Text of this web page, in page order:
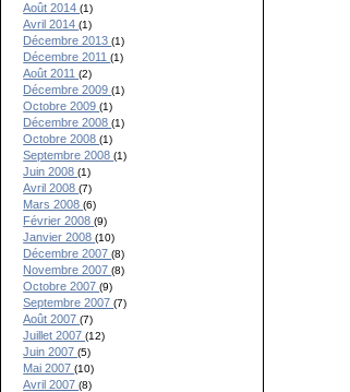
Août 2014(1)
Avril 2014(1)
Décembre 2013(1)
Décembre 2011(1)
Août 2011(2)
Décembre 2009(1)
Octobre 2009(1)
Décembre 2008(1)
Octobre 2008(1)
Septembre 2008(1)
Juin 2008(1)
Avril 2008(7)
Mars 2008(6)
Février 2008(9)
Janvier 2008(10)
Décembre 2007(8)
Novembre 2007(8)
Octobre 2007(9)
Septembre 2007(7)
Août 2007(7)
Juillet 2007(12)
Juin 2007(5)
Mai 2007(10)
Avril 2007(8)